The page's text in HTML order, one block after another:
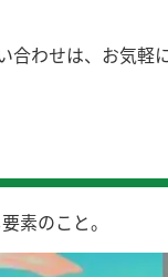
わせは、お気
素のこと。